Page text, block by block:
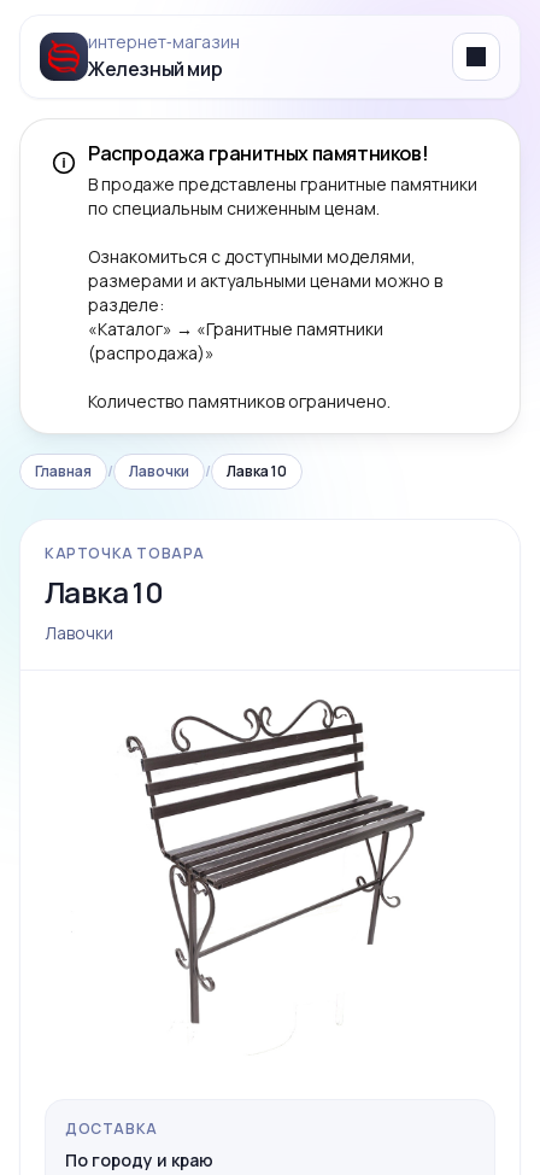
интернет‑магазин
Железный мир Menu
Распродажа гранитных памятников!
В продаже представлены гранитные памятники
по специальным сниженным ценам.
Ознакомиться с доступными моделями,
размерами и актуальными ценами можно в
разделе:
«Каталог» → «Гранитные памятники
(распродажа)»
Количество памятников ограничено.
Главная / Лавочки / Лавка 10
КАРТОЧКА ТОВАРА
Лавка 10
Лавочки
ДОСТАВКА
По городу и краю